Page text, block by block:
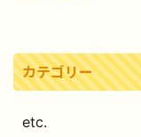
カテゴリー
etc.